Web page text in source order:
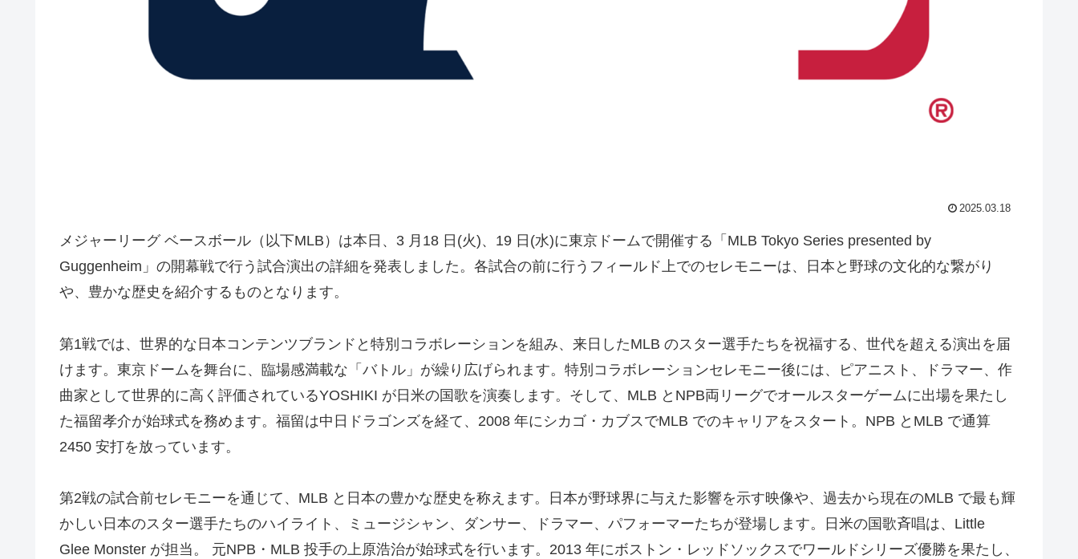
2025.03.18
メジャーリーグ ベースボール（以下MLB）は本⽇、3 ⽉18 ⽇(⽕)、19 ⽇(⽔)に東京ドームで開催する「MLB Tokyo Series presented by
Guggenheim」の開幕戦で⾏う試合演出の詳細を発表しました。各試合の前に⾏うフィールド上でのセレモニーは、⽇本と野球の⽂化的な繋がり
や、豊かな歴史を紹介するものとなります。
第1戦では、世界的な⽇本コンテンツブランドと特別コラボレーションを組み、来⽇したMLB のスター選⼿たちを祝福する、世代を超える演出を届
けます。東京ドームを舞台に、臨場感満載な「バトル」が繰り広げられます。特別コラボレーションセレモニー後には、ピアニスト、ドラマー、作
曲家として世界的に⾼く評価されているYOSHIKI が⽇⽶の国歌を演奏します。そして、MLB とNPB両リーグでオールスターゲームに出場を果たし
た福留孝介が始球式を務めます。福留は中⽇ドラゴンズを経て、2008 年にシカゴ・カブスでMLB でのキャリアをスタート。NPB とMLB で通算
2450 安打を放っています。
第2戦の試合前セレモニーを通じて、MLB と⽇本の豊かな歴史を称えます。⽇本が野球界に与えた影響を⽰す映像や、過去から現在のMLB で最も輝
かしい⽇本のスター選⼿たちのハイライト、ミュージシャン、ダンサー、ドラマー、パフォーマーたちが登場します。⽇⽶の国歌⻫唱は、Little
Glee Monster が担当。 元NPB・MLB 投⼿の上原浩治が始球式を⾏います。2013 年にボストン・レッドソックスでワールドシリーズ優勝を果たし、